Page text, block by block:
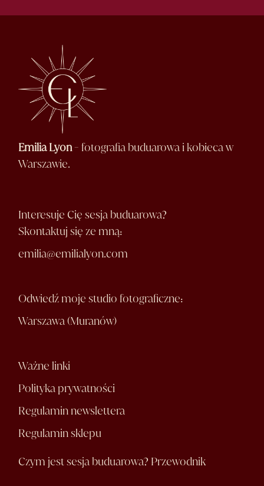
Emilia Lyon- fotografia buduarowa i kobieca w
Warszawie.
Interesuje Cię sesja buduarowa?
Skontaktuj się ze mną:
emilia@emilialyon.com
Odwiedź moje studio fotograficzne:
Warszawa (Muranów)
Ważne linki
Polityka prywatności
Regulamin newslettera
Regulamin sklepu
Czym jest sesja buduarowa? Przewodnik